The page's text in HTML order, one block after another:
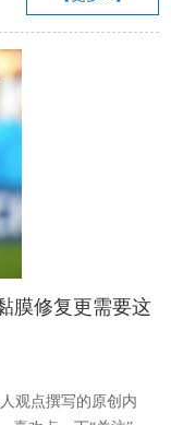
拉》《追捕》《北京
膜修复更需要这
观点撰写的原创内